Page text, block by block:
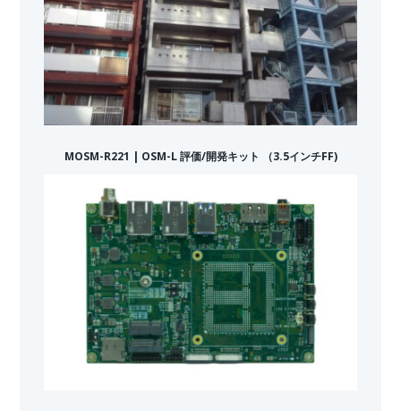
MOSM-R221 | OSM-L 評価/開発キット （3.5インチFF)